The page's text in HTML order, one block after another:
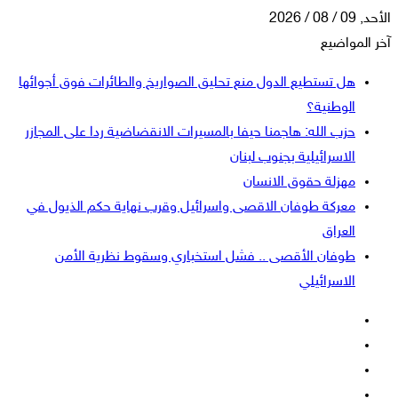
الأحد, 09 / 08 / 2026
آخر المواضيع
هل تستطيع الدول منع تحليق الصواريخ والطائرات فوق أجوائها
الوطنية؟
حزب الله: هاجمنا حيفا بالمسيرات الانقضاضية ردا على المجازر
الاسرائيلية بجنوب لبنان
مهزلة حقوق الانسان
معركة طوفان الاقصى واسرائيل وقرب نهاية حكم الذيول في
العراق
طوفان الأقصى .. فشل استخباري وسقوط نظرية الأمن
الاسرائيلي